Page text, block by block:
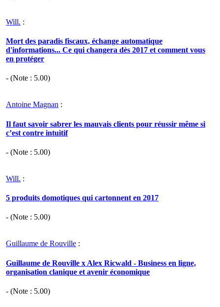
Will. :
Mort des paradis fiscaux, échange automatique
d'informations... Ce qui changera dès 2017 et comment vous
en protéger
- (Note : 5.00)
Antoine Magnan :
Il faut savoir sabrer les mauvais clients pour réussir même si
c’est contre intuitif
- (Note : 5.00)
Will. :
5 produits domotiques qui cartonnent en 2017
- (Note : 5.00)
Guillaume de Rouville :
Guillaume de Rouville x Alex Ricwald - Business en ligne,
organisation clanique et avenir économique
- (Note : 5.00)